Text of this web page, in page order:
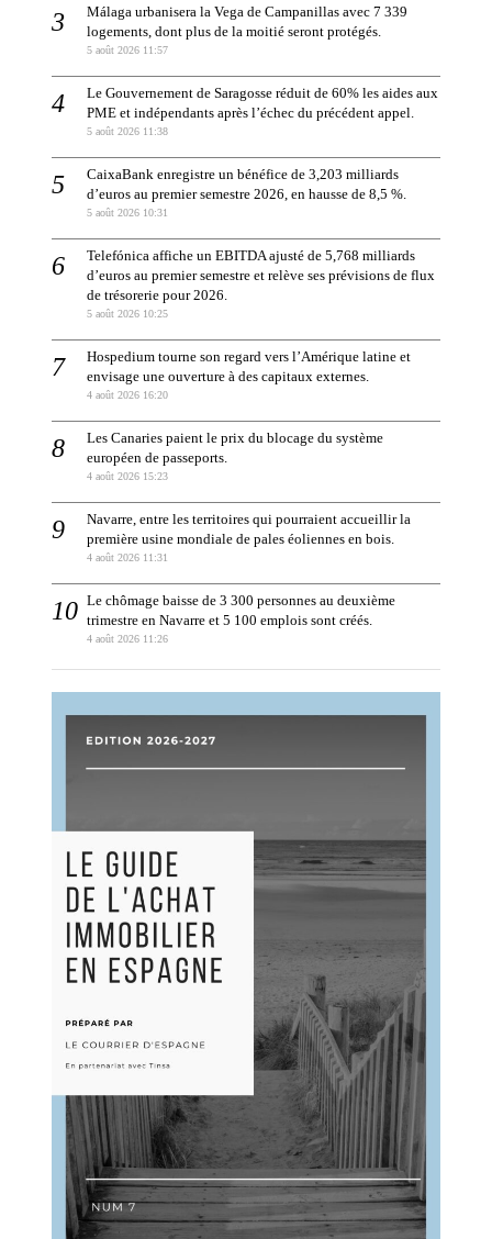
Málaga urbanisera la Vega de Campanillas avec 7 339
logements, dont plus de la moitié seront protégés.
5 août 2026 11:57
Le Gouvernement de Saragosse réduit de 60% les aides aux
PME et indépendants après l’échec du précédent appel.
5 août 2026 11:38
CaixaBank enregistre un bénéfice de 3,203 milliards
d’euros au premier semestre 2026, en hausse de 8,5 %.
5 août 2026 10:31
Telefónica affiche un EBITDA ajusté de 5,768 milliards
d’euros au premier semestre et relève ses prévisions de flux
de trésorerie pour 2026.
5 août 2026 10:25
Hospedium tourne son regard vers l’Amérique latine et
envisage une ouverture à des capitaux externes.
4 août 2026 16:20
Les Canaries paient le prix du blocage du système
européen de passeports.
4 août 2026 15:23
Navarre, entre les territoires qui pourraient accueillir la
première usine mondiale de pales éoliennes en bois.
4 août 2026 11:31
Le chômage baisse de 3 300 personnes au deuxième
trimestre en Navarre et 5 100 emplois sont créés.
4 août 2026 11:26